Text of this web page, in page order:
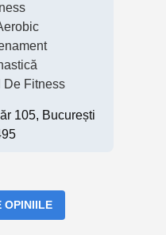
De Fitness
105, București
OPINIILE